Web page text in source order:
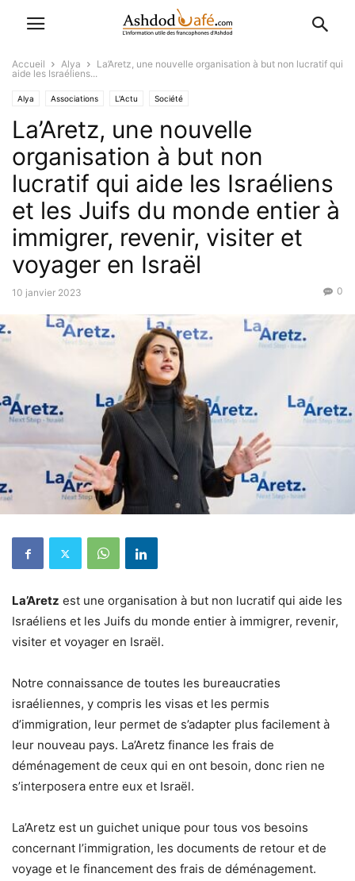
Accueil Alya
La’Aretz, une nouvelle organisation à but non lucratif qui
aide les Israéliens...
Alya Associations L'Actu Société
La’Aretz, une nouvelle
organisation à but non
lucratif qui aide les Israéliens
et les Juifs du monde entier à
immigrer, revenir, visiter et
voyager en Israël
10 janvier 2023 0
La’Aretz est une organisation à but non lucratif qui aide les
Israéliens et les Juifs du monde entier à immigrer, revenir,
visiter et voyager en Israël.
Notre connaissance de toutes les bureaucraties
israéliennes, y compris les visas et les permis
d’immigration, leur permet de s’adapter plus facilement à
leur nouveau pays. La’Aretz finance les frais de
déménagement de ceux qui en ont besoin, donc rien ne
s’interposera entre eux et Israël.
La’Aretz est un guichet unique pour tous vos besoins
concernant l’immigration, les documents de retour et de
voyage et le financement des frais de déménagement.